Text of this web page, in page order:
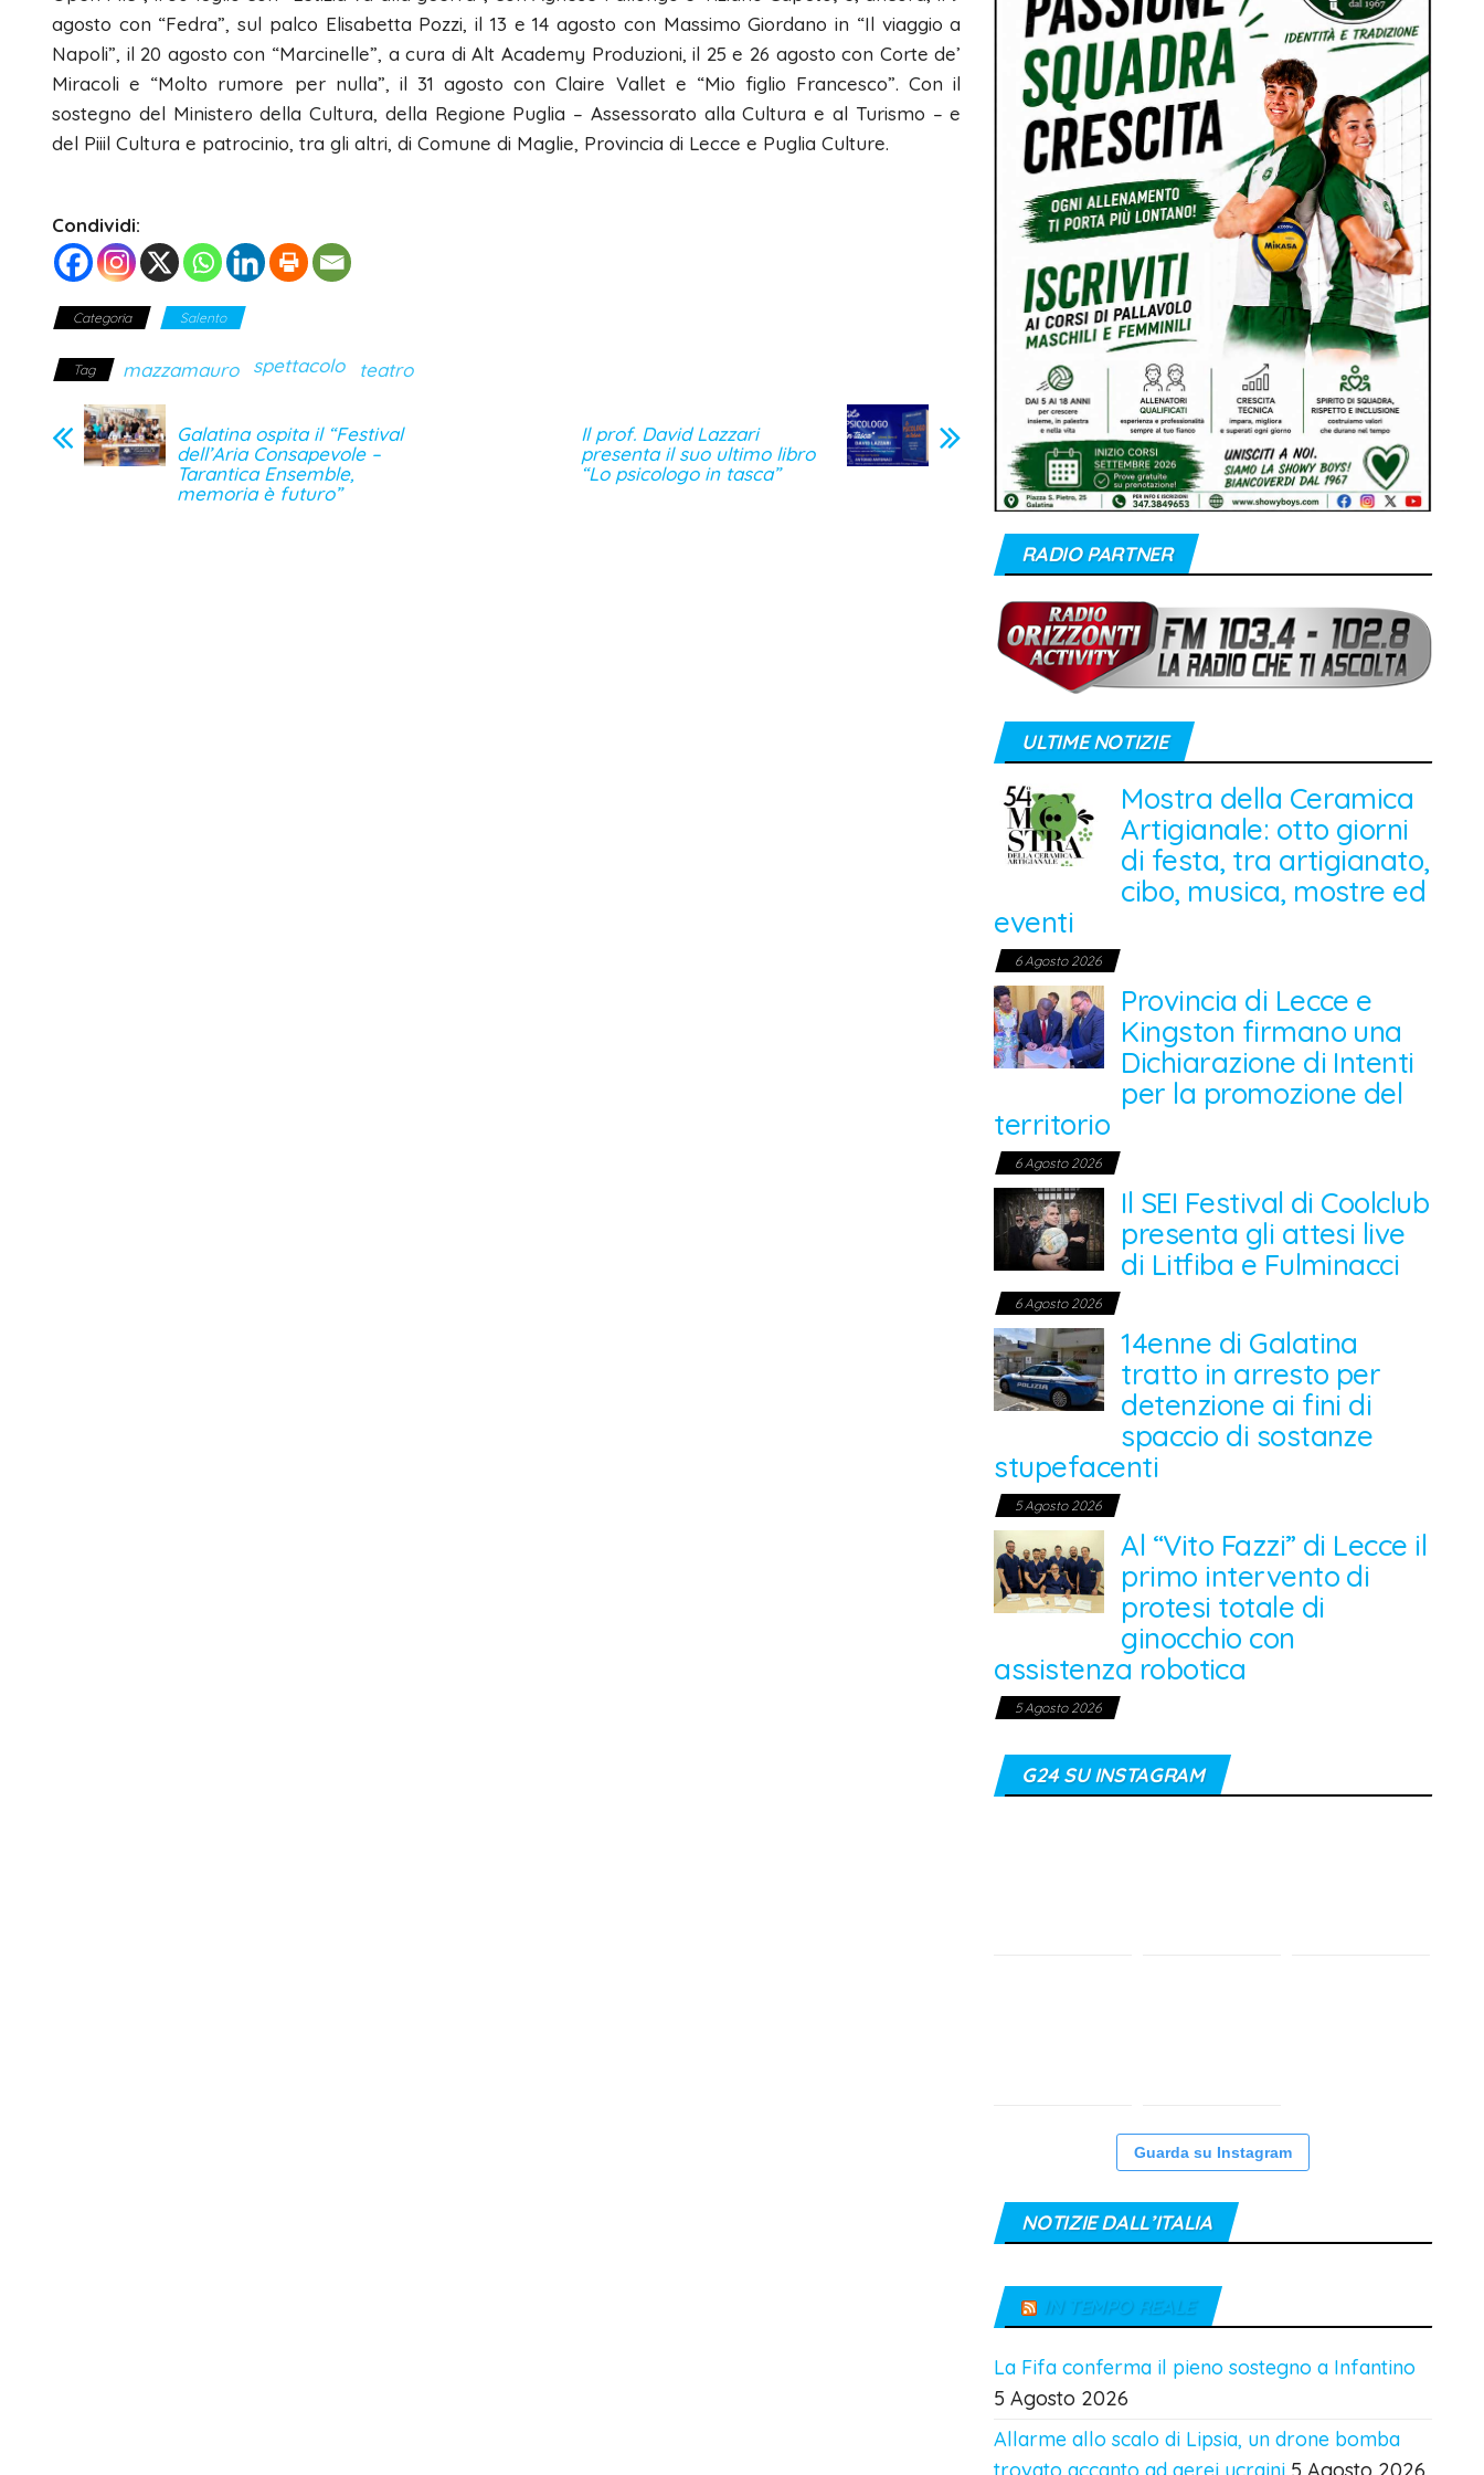
agosto con “Fedra”, sul palco Elisabetta Pozzi, il 13 e 14 agosto con Massimo Giordano in “Il viaggio a
Napoli”, il 20 agosto con “Marcinelle”, a cura di Alt Academy Produzioni, il 25 e 26 agosto con Corte de’
Miracoli e “Molto rumore per nulla”, il 31 agosto con Claire Vallet e “Mio figlio Francesco”. Con il
sostegno del Ministero della Cultura, della Regione Puglia – Assessorato alla Cultura e al Turismo – e
del Piiil Cultura e patrocinio, tra gli altri, di Comune di Maglie, Provincia di Lecce e Puglia Culture.
Condividi:
Categoria Salento
Tag mazzamauro spettacolo teatro
Galatina ospita il “Festival
dell’Aria Consapevole –
Tarantica Ensemble,
memoria è futuro”
Il prof. David Lazzari
presenta il suo ultimo libro
“Lo psicologo in tasca”
RADIO PARTNER
ULTIME NOTIZIE
Mostra della Ceramica
Artigianale: otto giorni
di festa, tra artigianato,
cibo, musica, mostre ed
eventi
6 Agosto 2026
Provincia di Lecce e
Kingston firmano una
Dichiarazione di Intenti
per la promozione del
territorio
6 Agosto 2026
Il SEI Festival di Coolclub
presenta gli attesi live
di Litfiba e Fulminacci
6 Agosto 2026
14enne di Galatina
tratto in arresto per
detenzione ai fini di
spaccio di sostanze
stupefacenti
5 Agosto 2026
Al “Vito Fazzi” di Lecce il
primo intervento di
protesi totale di
ginocchio con
assistenza robotica
5 Agosto 2026
G24 SU INSTAGRAM
Guarda su Instagram
NOTIZIE DALL’ITALIA
IN TEMPO REALE
La Fifa conferma il pieno sostegno a Infantino
5 Agosto 2026
Allarme allo scalo di Lipsia, un drone bomba